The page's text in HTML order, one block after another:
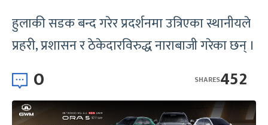
हुलाकी सडक बन्द गरेर प्रदर्शनमा उत्रिएका स्थानीयले
प्रहरी, प्रशासन र ठेकेदारविरुद्ध नाराबाजी गरेका छन् ।
0 452
SHARES